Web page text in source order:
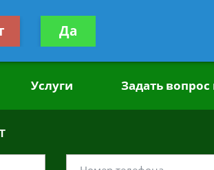
консультацию
бесплатно
Услуги Задать
Да